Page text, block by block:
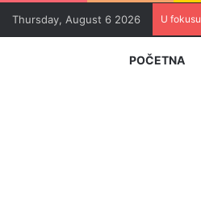
Thursday, August 6 2026 U fokusu
POČETNA